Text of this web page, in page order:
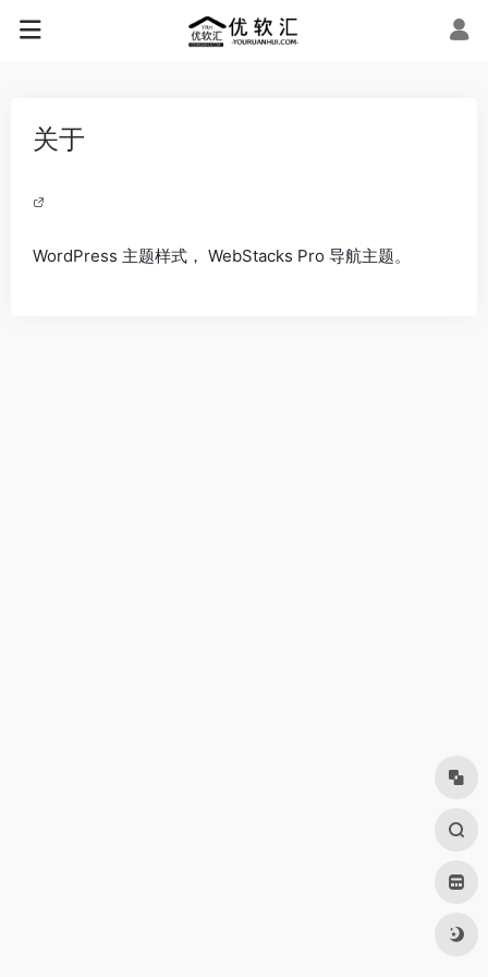
关于
WordPress 主题样式， WebStacks Pro 导航主题。